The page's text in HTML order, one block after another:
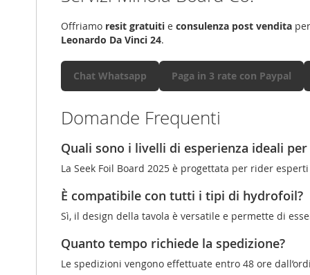
Offriamo resit gratuiti e consulenza post vendita
Leonardo Da Vinci 24.
Chat Whatsapp Paga in 3 rate con Paypal
Domande Frequenti
Quali sono i livelli di esperienza ideali
La Seek Foil Board 2025 è progettata per rider
È compatibile con tutti i tipi di hydrofoil?
Sì, il design della tavola è versatile e permette di
Quanto tempo richiede la spedizione?
Le spedizioni vengono effettuate entro 48 ore